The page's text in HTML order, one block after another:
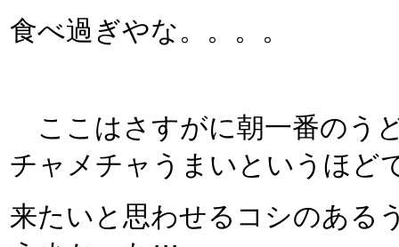
食べ過ぎやな。。。。
ここはさすがに朝一番のう
チャメチャうまいというほど
来たいと思わせるコシのある